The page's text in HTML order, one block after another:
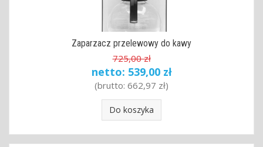
Zaparzacz przelewowy do kawy
725,00 zł
netto: 539,00 zł
(brutto: 662,97 zł)
Do koszyka